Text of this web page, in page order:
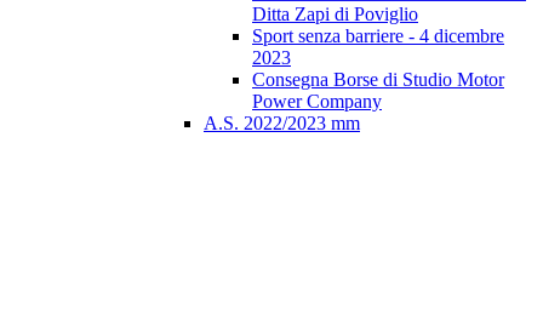
Ditta Zapi di Poviglio
Sport senza barriere - 4 dicembre
2023
Consegna Borse di Studio Motor
Power Company
A.S. 2022/2023 mm